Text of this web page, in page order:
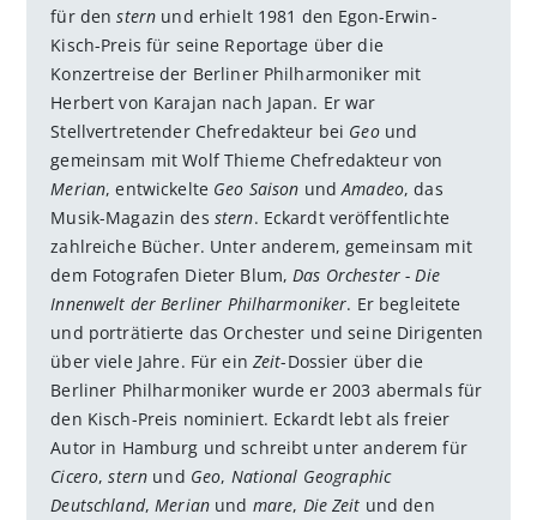
für denstern und erhielt 1981 den Egon-Erwin-
Kisch-Preis für seine Reportage über die
Konzertreise der Berliner Philharmoniker mit
Herbert von Karajan nach Japan. Er war
Stellvertretender Chefredakteur bei Geound
gemeinsam mit Wolf Thieme Chefredakteur von
Merian, entwickelte Geo Saison undAmadeo, das
Musik-Magazin des stern. Eckardt veröffentlichte
zahlreiche Bücher. Unter anderem, gemeinsam mit
dem Fotografen Dieter Blum,Das Orchester - Die
Innenwelt der Berliner Philharmoniker. Er begleitete
und porträtierte das Orchester und seine Dirigenten
über viele Jahre. Für ein Zeit-Dossier über die
Berliner Philharmoniker wurde er 2003 abermals für
den Kisch-Preis nominiert. Eckardt lebt als freier
Autor in Hamburg und schreibt unter anderem für
Cicero,stern und Geo, National Geographic
Deutschland,Merianund mare, Die Zeit und den